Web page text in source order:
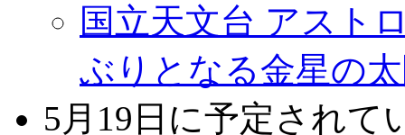
国立天文台 アスト
ぶりとなる金星の
5月19日に予定されて